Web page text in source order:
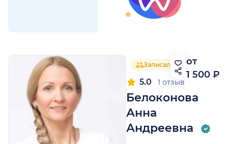
Записалось 10 человек
Белоконова
Анна
Андреевна
5.0 1 отзыв
от
1 500 ₽